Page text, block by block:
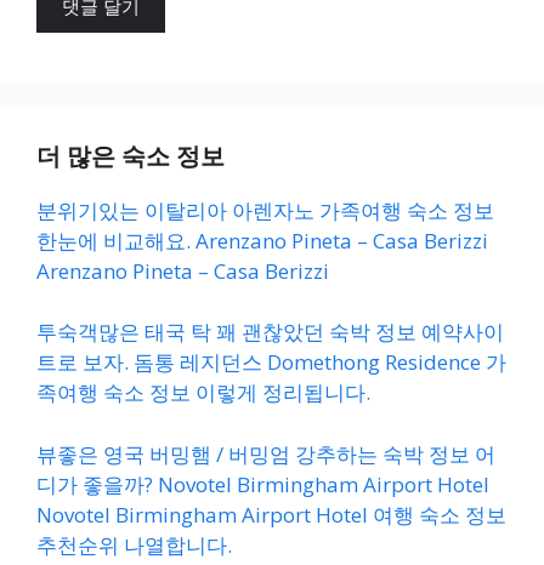
더 많은 숙소 정보
분위기있는 이탈리아 아렌자노 가족여행 숙소 정보
한눈에 비교해요. Arenzano Pineta – Casa Berizzi
Arenzano Pineta – Casa Berizzi
투숙객많은 태국 탁 꽤 괜찮았던 숙박 정보 예약사이
트로 보자. 돔통 레지던스 Domethong Residence 가
족여행 숙소 정보 이렇게 정리됩니다.
뷰좋은 영국 버밍햄 / 버밍엄 강추하는 숙박 정보 어
디가 좋을까? Novotel Birmingham Airport Hotel
Novotel Birmingham Airport Hotel 여행 숙소 정보
추천순위 나열합니다.